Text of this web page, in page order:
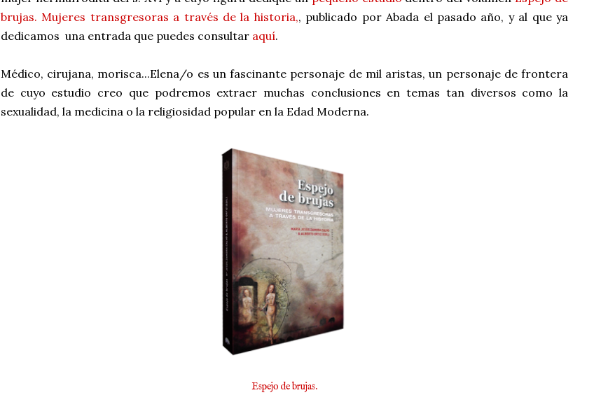
brujas. Mujeres transgresoras a través de la historia,, publicado por Abada el pasado año, y al que ya
dedicamos una entrada que puedes consultar aquí.
Médico, cirujana, morisca...Elena/o es un fascinante personaje de mil aristas, un personaje de frontera
de cuyo estudio creo que podremos extraer muchas conclusiones en temas tan diversos como la
sexualidad, la medicina o la religiosidad popular en la Edad Moderna.
Espejo de brujas.